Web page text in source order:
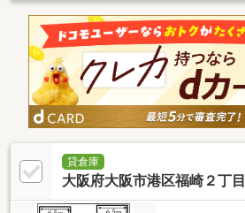
貸倉庫
大阪府大阪市港区福崎２丁目